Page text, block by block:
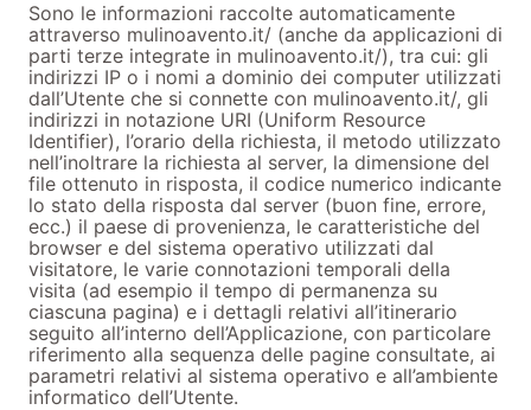
Sono le informazioni raccolte automaticamente
attraverso mulinoavento.it/ (anche da applicazioni di
parti terze integrate in mulinoavento.it/), tra cui: gli
indirizzi IP o i nomi a dominio dei computer utilizzati
dall’Utente che si connette con mulinoavento.it/, gli
indirizzi in notazione URI (Uniform Resource
Identifier), l’orario della richiesta, il metodo utilizzato
nell’inoltrare la richiesta al server, la dimensione del
file ottenuto in risposta, il codice numerico indicante
lo stato della risposta dal server (buon fine, errore,
ecc.) il paese di provenienza, le caratteristiche del
browser e del sistema operativo utilizzati dal
visitatore, le varie connotazioni temporali della
visita (ad esempio il tempo di permanenza su
ciascuna pagina) e i dettagli relativi all’itinerario
seguito all’interno dell’Applicazione, con particolare
riferimento alla sequenza delle pagine consultate, ai
parametri relativi al sistema operativo e all’ambiente
informatico dell’Utente.